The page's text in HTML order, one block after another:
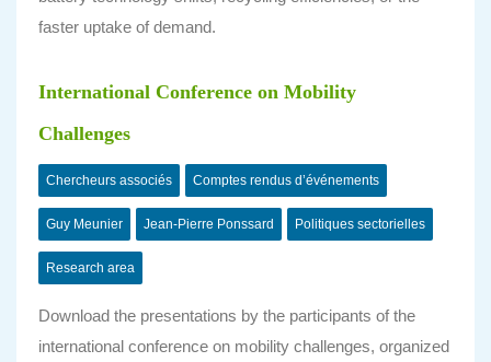
faster uptake of demand.
International Conference on Mobility
Challenges
Chercheurs associés Comptes rendus d’événements
Guy Meunier Jean-Pierre Ponssard Politiques sectorielles
Research area
Download the presentations by the participants of the
international conference on mobility challenges, organized